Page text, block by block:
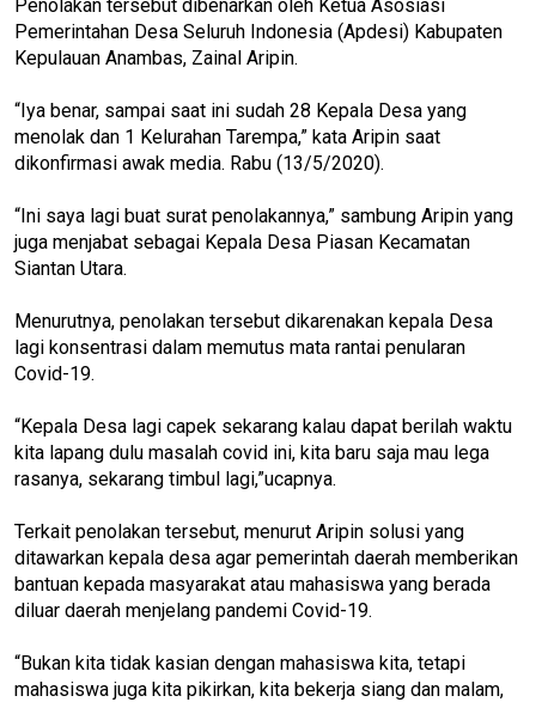
Penolakan tersebut dibenarkan oleh Ketua Asosiasi
Pemerintahan Desa Seluruh Indonesia (Apdesi) Kabupaten
Kepulauan Anambas, Zainal Aripin.
“Iya benar, sampai saat ini sudah 28 Kepala Desa yang
menolak dan 1 Kelurahan Tarempa,” kata Aripin saat
dikonfirmasi awak media. Rabu (13/5/2020).
“Ini saya lagi buat surat penolakannya,” sambung Aripin yang
juga menjabat sebagai Kepala Desa Piasan Kecamatan
Siantan Utara.
Menurutnya, penolakan tersebut dikarenakan kepala Desa
lagi konsentrasi dalam memutus mata rantai penularan
Covid-19.
“Kepala Desa lagi capek sekarang kalau dapat berilah waktu
kita lapang dulu masalah covid ini, kita baru saja mau lega
rasanya, sekarang timbul lagi,”ucapnya.
Terkait penolakan tersebut, menurut Aripin solusi yang
ditawarkan kepala desa agar pemerintah daerah memberikan
bantuan kepada masyarakat atau mahasiswa yang berada
diluar daerah menjelang pandemi Covid-19.
“Bukan kita tidak kasian dengan mahasiswa kita, tetapi
mahasiswa juga kita pikirkan, kita bekerja siang dan malam,